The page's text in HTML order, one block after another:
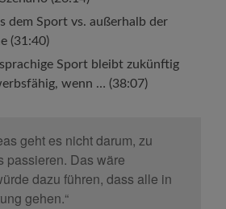
dem Sport vs. außerhalb der
(31:40)
Sport bleibt zukünftig
wenn … (38:07)
geht es nicht darum, zu
passieren. Das wäre
dazu führen, dass alle in
gehen.“